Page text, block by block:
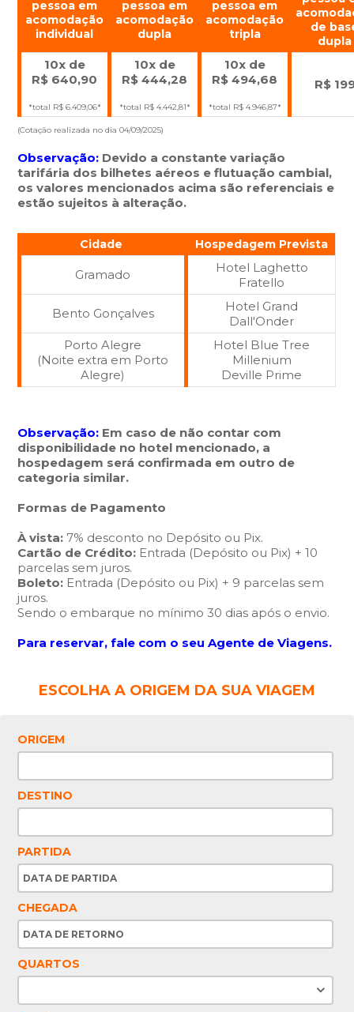
pessoa em
acomodação
individual
pessoa em
acomodação
dupla
pessoa em
acomodação
tripla
de
dupla
10x de
R$ 640,90
*total R$ 6.409,06*
10x de
R$444,28
*total R$ 4.442,81*
10x de
R$494,68
*total R$ 4.946,87*
R$
(Cotação realizada no dia 04/09/2025)
Observação: Devido a constante variação
tarifária dos bilhetes aéreos e flutuação cambial,
os valores mencionados acima são referenciais e
estão sujeitos à alteração.
Cidade Hospedagem Prevista
Gramado
Hotel Laghetto
Fratello
Bento Gonçalves
Hotel Grand
Dall'Onder
Porto Alegre
(Noite extra em Porto
Alegre)
Hotel Blue Tree
Millenium
Deville Prime
Observação: Em caso de não contar com
disponibilidade no hotel mencionado, a
hospedagem será confirmada em outro de
categoria similar.
Formas de Pagamento
À vista: 7% desconto no Depósito ou Pix.
Cartão de Crédito: Entrada (Depósito ou Pix) + 10
parcelas sem juros.
Boleto: Entrada (Depósito ou Pix) + 9 parcelas sem
juros.
Sendo o embarque no mínimo 30 dias após o envio.
Para reservar, fale com o seu Agente de Viagens.
ESCOLHA A ORIGEM DA SUA VIAGEM
ORIGEM
DESTINO
PARTIDA
CHEGADA
QUARTOS